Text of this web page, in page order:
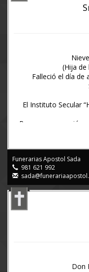
(Hija de
Falleció el día de
El Instituto Secular
Ruegan una oración
agradecen la
que se celebrará hoy
en La Grande Obra
la conducción de
parroquial de San
El arzobispo de
Nota: Capilla
Campo do
Iñás
Funerarias Apostol Sada
981 621 992
Don